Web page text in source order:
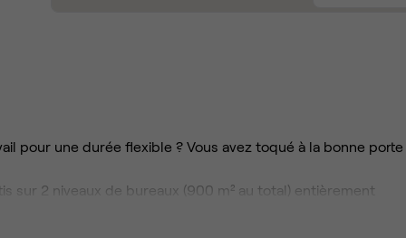
pour une durée flexible ? Vous avez toqué à la bonne porte
sur 2 niveaux de bureaux (900 m² au total) entièrement
de réunion informels, un grand espace détente,